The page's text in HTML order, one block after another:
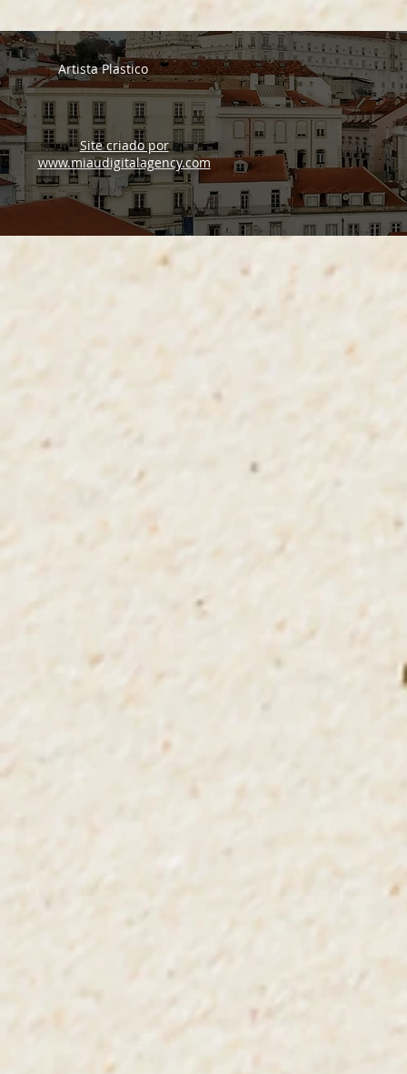
Artista Plastico
Site criado por
www.miaudigitalagency.com